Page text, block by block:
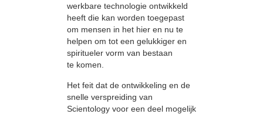
werkbare technologie ontwikkeld
heeft die kan worden toegepast
om mensen in het hier en nu te
helpen om tot een gelukkiger en
spiritueler vorm van bestaan
te komen.
Het feit dat de ontwikkeling en de
snelle verspreiding van
Scientology voor een deel mogelijk